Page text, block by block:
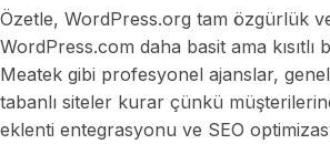
Özetle, WordPress.org tam özgürlük
WordPress.com daha basit ama kısıtlı
Meatek gibi profesyonel ajanslar,
tabanlı siteler kurar çünkü
eklenti entegrasyonu ve SEO